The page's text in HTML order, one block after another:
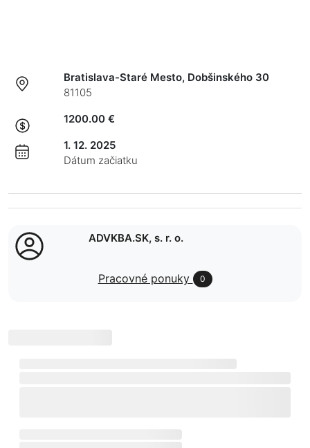
Bratislava-Staré Mesto, Dobšinského 30
81105
1200.00 €
1. 12. 2025
Dátum začiatku
ADVKBA.SK, s. r. o.
Pracovné ponuky 0